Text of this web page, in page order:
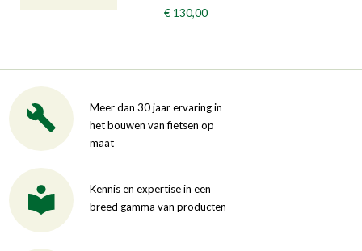
€ 130,00
Meer dan 30 jaar ervaring in
het bouwen van fietsen op
maat
Kennis en expertise in een
breed gamma van producten